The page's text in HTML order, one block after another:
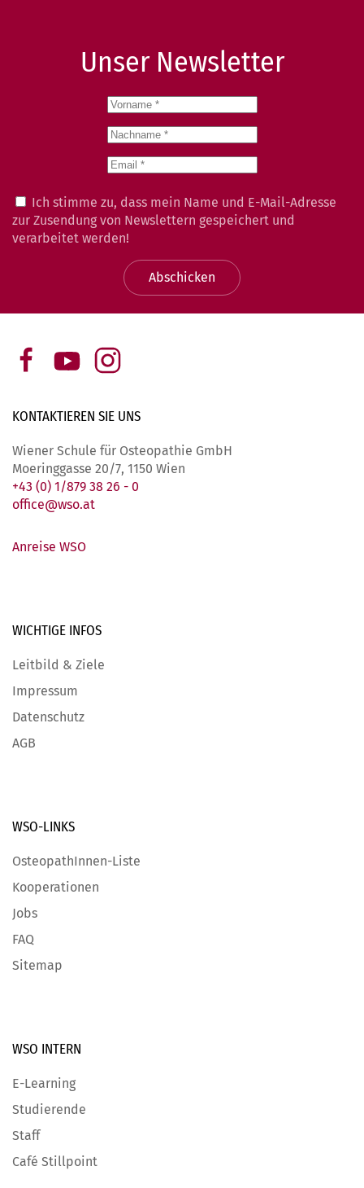
Unser Newsletter
Ich stimme zu, dass mein Name und E-Mail-Adresse
zur Zusendung von Newslettern gespeichert und
verarbeitet werden!
Abschicken
KONTAKTIEREN SIE UNS
Wiener Schule für Osteopathie GmbH
Moeringgasse 20/7, 1150 Wien
+43 (0) 1/879 38 26 - 0
office@wso.at
Anreise WSO
WICHTIGE INFOS
Leitbild & Ziele
Impressum
Datenschutz
AGB
WSO-LINKS
OsteopathInnen-Liste
Kooperationen
Jobs
FAQ
Sitemap
WSO INTERN
E-Learning
Studierende
Staff
Café Stillpoint